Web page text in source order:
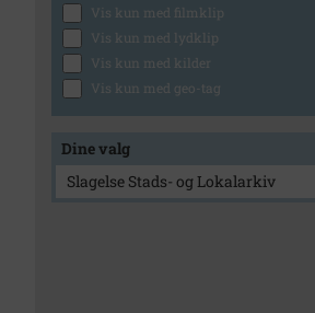
Vis kun med filmklip
Vis kun med lydklip
Vis kun med kilder
Vis kun med geo-tag
Dine valg
Slagelse Stads- og Lokalarkiv